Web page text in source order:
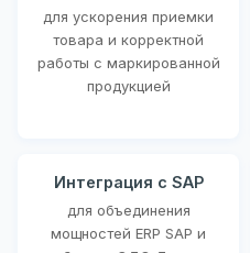
для ускорения приемки
товара и корректной
работы с маркированной
продукцией
Интеграция с SAP
для объединения
мощностей ERP SAP и